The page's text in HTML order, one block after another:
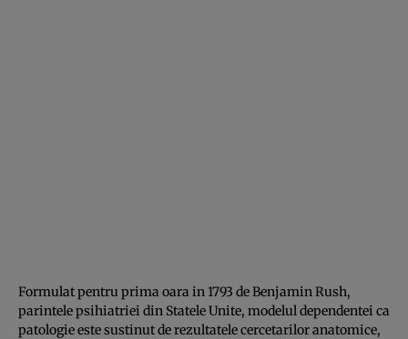
Formulat pentru prima oara in 1793 de Benjamin Rush,
parintele psihiatriei din Statele Unite, modelul dependentei ca
patologie este sustinut de rezultatele cercetarilor anatomice,